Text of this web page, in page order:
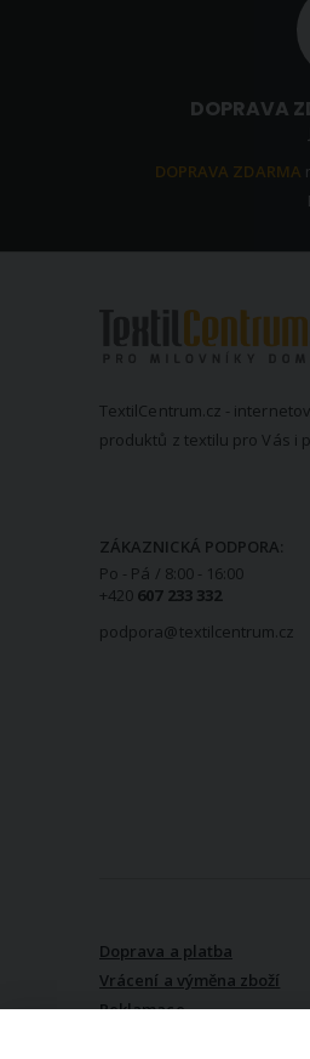
DOPRAVA
DOPRAVA ZDARMA
TextilCentrum.cz -
produktů z textilu pro Vás i
ZÁKAZNICKÁ PODPORA:
Po - Pá / 8:00 - 16:00
+420 607 233 332
podpora@textilcentrum.cz
Doprava a platba
Vrácení a výměna zboží
Reklamace